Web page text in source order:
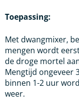
Toepassing:
Met dwangmixer,
mengen wordt
de droge mortel
Mengtijd ongeveer
binnen 1-2 uur
weer.